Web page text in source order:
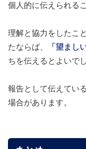
個人的に伝えられる
理解と協力をしたこ
たならば、
「望まし
ちを伝えるとよいで
報告として伝えてい
場合があります。